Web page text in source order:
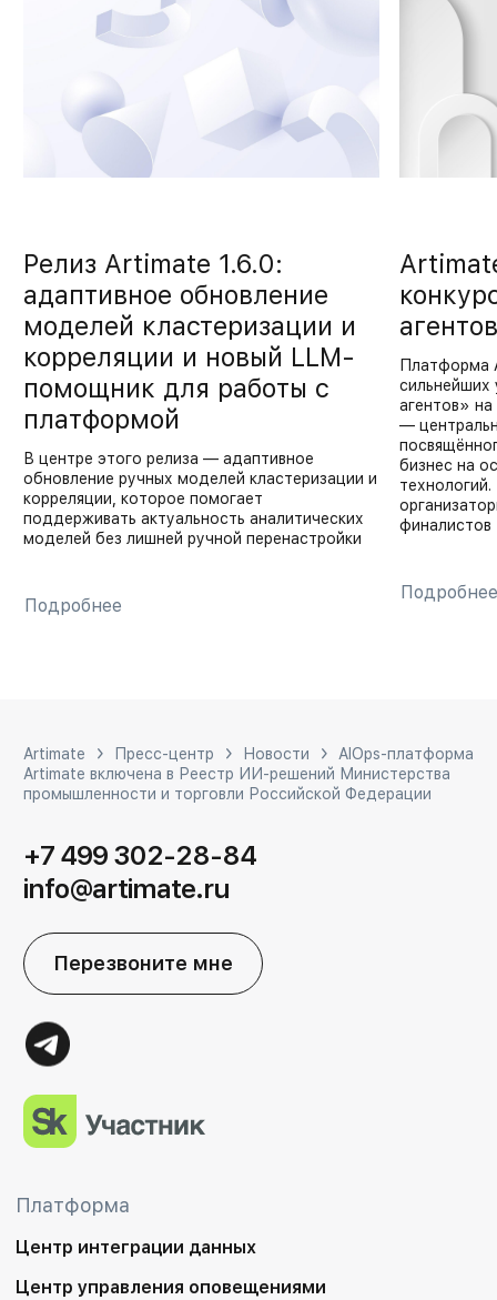
Релиз Artimate 1.6.0:
адаптивное обновление
моделей кластеризации и
корреляции и новый LLM-
помощник для работы с
платформой
В центре этого релиза — адаптивное
обновление ручных моделей кластеризации и
корреляции, которое помогает
поддерживать актуальность аналитических
моделей без лишней ручной перенастройки
Подробнее
Платформа
сильнейших
агентов»
—
бизнес на
финалистов
Подробнее
Artimate Пресс-центр Новости
​AIOps-платформа
Artimate включена в Реестр ИИ-решений Министерства
промышленности и торговли Российской Федерации
+7 499 302-28-84
info@artimate.ru
Перезвоните мне
Платформа
Центр интеграции данных
Центр управления оповещениями